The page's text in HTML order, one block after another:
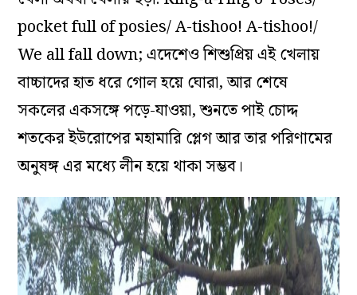
pocket full of posies/ A-tishoo! A-tishoo!/
We all fall down; এদেশেও শিশুপ্রিয় এই খেলায়
বাচ্চাদের হাত ধরে গোল হয়ে ঘোরা, আর শেষে
সকলের একসঙ্গে পড়ে-যাওয়া, শুনতে পাই চোদ্দ
শতকের ইউরোপের মহামারি প্লেগ আর তার পরিণামের
অনুষঙ্গ এর মধ্যে লীন হয়ে থাকা সম্ভব।